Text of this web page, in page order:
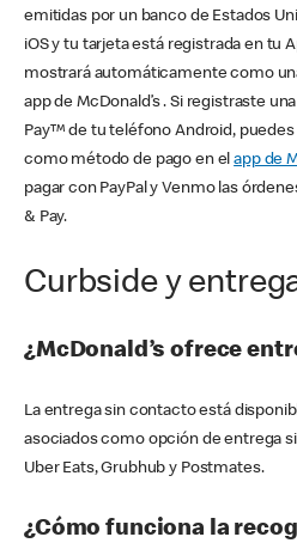
emitidas por un banco de Estados
iOS y tu tarjeta está registrada en tu
mostrará automáticamente como
app de McDonald’s . Si registraste
Pay™ de tu teléfono Android,
como método de pago en elapp de
pagar con PayPal y Venmo las
& Pay.
Curbside y
¿McDonald’s ofrece
La entrega sin contacto está
asociados como opción de entrega
Uber Eats, Grubhub y Postmates.
¿Cómo funciona la